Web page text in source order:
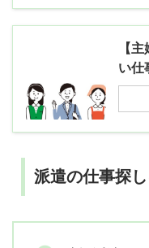
【
い仕
派遣の仕事探